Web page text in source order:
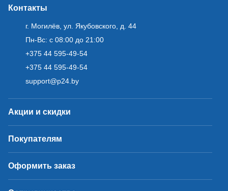
Контакты
г. Могилёв, ул. Якубовского, д. 44
Пн-Вс: с 08:00 до 21:00
+375 44 595-49-54
+375 44 595-49-54
support@p24.by
Акции и скидки
Покупателям
Оформить заказ